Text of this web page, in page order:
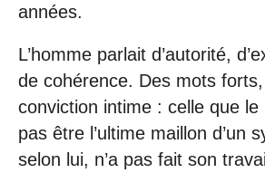
années.
L’homme parlait d’autorité,
de cohérence. Des mots
conviction intime : celle que
pas être l’ultime maillon d’un
selon lui, n’a pas fait son